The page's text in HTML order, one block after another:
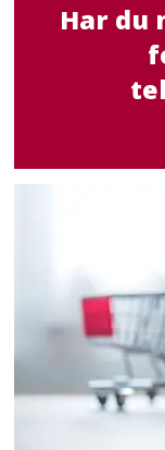
Har du